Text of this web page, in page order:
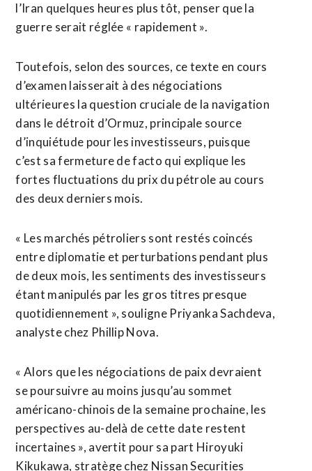
l’Iran quelques heures plus tôt, penser que la
guerre serait réglée « rapidement ».
Toutefois, selon ‌des sources, ce texte en cours
d’examen laisserait à des négociations
‌ultérieures la question cruciale de la navigation
dans le détroit d’Ormuz, principale source
d’inquiétude pour les investisseurs, puisque
c’est sa fermeture de facto qui explique les
fortes fluctuations du prix du pétrole au cours
des deux derniers mois.
« Les marchés pétroliers sont restés coincés
entre diplomatie et perturbations pendant plus
de deux mois, les sentiments des investisseurs
étant manipulés par les gros titres presque
quotidiennement », souligne Priyanka Sachdeva,
analyste chez Phillip Nova.
« Alors que les négociations de paix devraient
se poursuivre au moins jusqu’au sommet
américano-chinois ​de la semaine prochaine, les
perspectives au-delà de cette date restent
incertaines », avertit pour sa part Hiroyuki
Kikukawa, stratège chez Nissan Securities